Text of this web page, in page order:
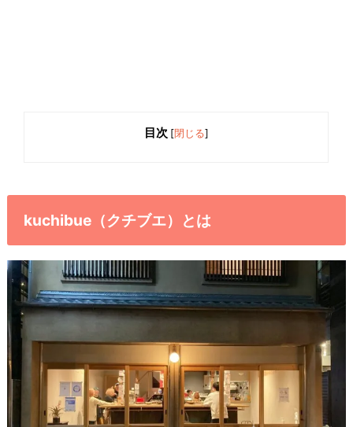
目次 [閉じる]
kuchibue（クチブエ）とは